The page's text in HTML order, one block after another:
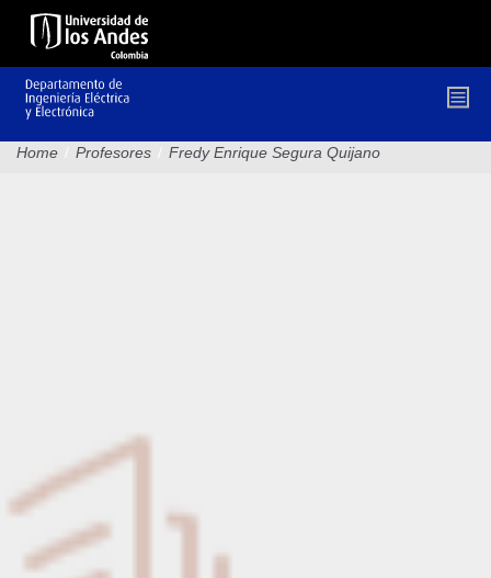
Pasar
contenido
principal
Home / Profesores / Fredy Enrique Segura Quijano